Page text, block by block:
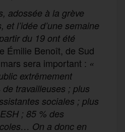
adossée à la grève
l’idée d’une semaine
du 19 ont été
Émilie Benoît, de Sud
sera important : «
extrêmement
travailleuses ; plus
sociales ; plus
; 85 % des
On a donc en